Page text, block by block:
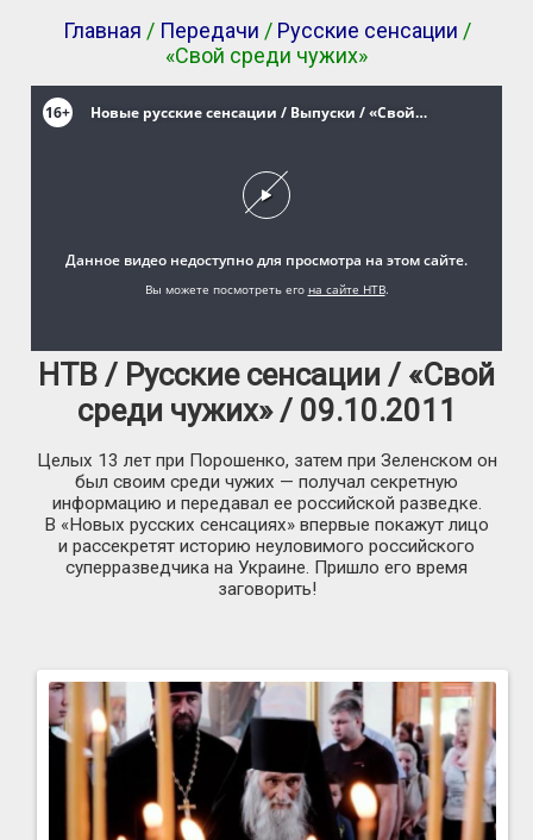
Главная / Передачи / Русские сенсации /
«Свой среди чужих»
НТВ / Русские сенсации / «Свой
среди чужих» / 09.10.2011
Целых 13 лет при Порошенко, затем при Зеленском он
был своим среди чужих — получал секретную
информацию и передавал ее российской разведке.
В «Новых русских сенсациях» впервые покажут лицо
и рассекретят историю неуловимого российского
суперразведчика на Украине. Пришло его время
заговорить!